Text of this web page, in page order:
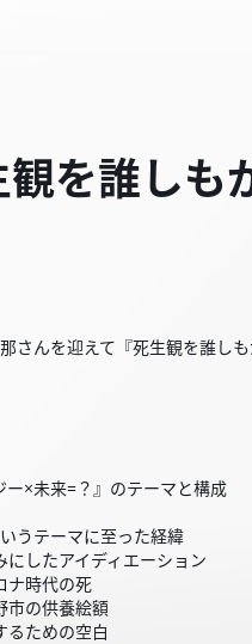
を誰しも
さんを迎えて『死生観を誰し
×未来=？』のテーマと構成
うテーマに至った経緯
したアイディエーション
ナ時代の死
市の供養絵額
るための空白